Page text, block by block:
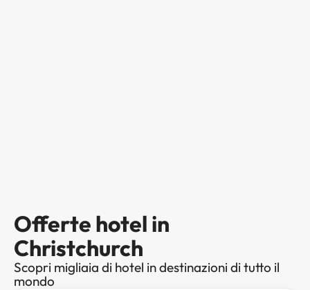
Offerte hotel in
Christchurch
Scopri migliaia di hotel in destinazioni di tutto il
mondo